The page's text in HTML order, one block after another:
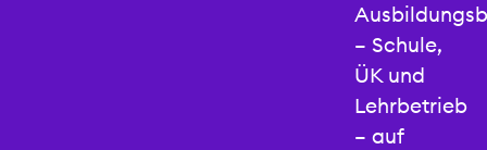
– Schule,
ÜK und
Lehrbetrieb
– auf